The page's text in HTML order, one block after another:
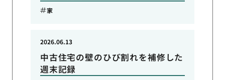
家
中古住宅の壁のひび割れを補修した
週末記録
2026.06.13